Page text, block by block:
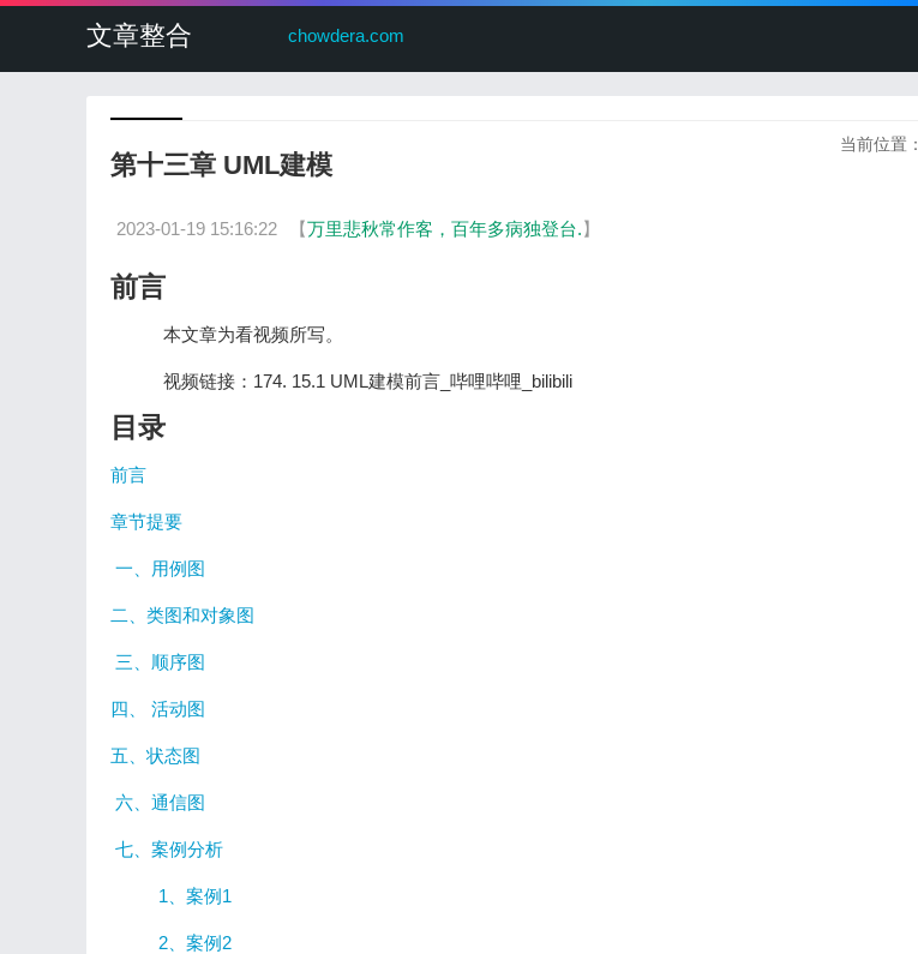
文章整合 chowdera.com
当前位置：
第十三章 UML建模
2023-01-19 15:16:22 【万里悲秋常作客，百年多病独登台.】
前言
本文章为看视频所写。
视频链接：174. 15.1 UML建模前言_哔哩哔哩_bilibili
目录
前言
章节提要
一、用例图
二、类图和对象图
三、顺序图
四、 活动图
五、状态图
六、通信图
七、案例分析
1、案例1
2、案例2